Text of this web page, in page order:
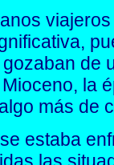
de
la
más de
estaba
las